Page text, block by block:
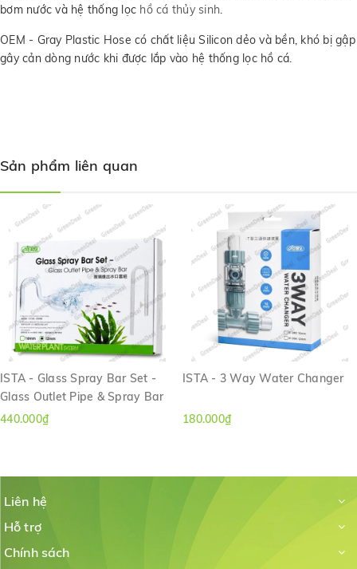
bơm nước và hệ thống lọc hồ cá thủy sinh.
OEM - Gray Plastic Hose có chất liệu Silicon dẻo và bền, khó bị gập
gây cản dòng nước khi được lắp vào hệ thống lọc hồ cá.
Sản phẩm liên quan
ISTA - Glass Spray Bar Set -
Glass Outlet Pipe & Spray Bar
440.000₫
ISTA - 3 Way Water Changer
180.000₫
Liên hệ
Hỗ trợ
Chính sách